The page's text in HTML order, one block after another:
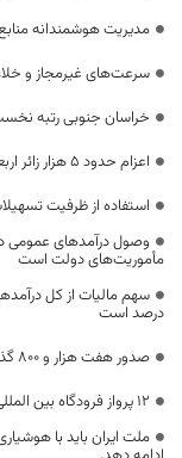
مدیریت هوشمندانه
سرعت‌های غیرمجاز و
خراسان جنوبی رتبه
اعزام حدود 5 هزار زائر اربعین از خراسان جنوبی؛ بازگشت‌ها آغاز شد
استفاده از ظرفیت
وصول درآمدهای عمومی
مأموریت‌های دولت است
درصد است
صدور هفت هزار و ۸۰۰ گذرنامه زیارتی در خراسان جنوبی
۱۲ پرواز فرودگاه بین المللی شهید کاوه در هفته دوم مرداد
ملت ایران باید با